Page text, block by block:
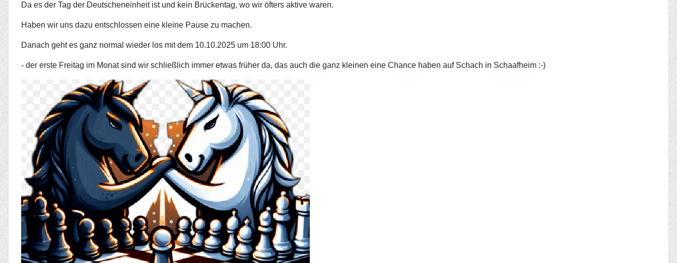
Da es der Tag der Deutscheneinheit ist und kein Brückentag, wo wir öfters aktive waren.
Haben wir uns dazu entschlossen eine kleine Pause zu machen.
Danach geht es ganz normal wieder los mit dem 10.10.2025 um 18:00 Uhr.
- der erste Freitag im Monat sind wir schließlich immer etwas früher da, das auch die ganz kleinen eine Chance haben auf Schach in Schaafheim :-)